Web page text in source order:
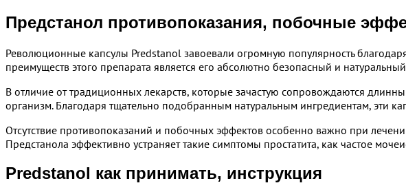
Предстанол противопоказания, побочные
Революционные капсулы Predstanol завоевали огромную популярность
преимуществ этого препарата является его абсолютно безопасный и
В отличие от традиционных лекарств, которые зачастую сопровождаются
организм. Благодаря тщательно подобранным натуральным ингредиентам,
Отсутствие противопоказаний и побочных эффектов особенно важно при
Предстанола эффективно устраняет такие симптомы простатита, как частое
Predstanol как принимать, инструкция